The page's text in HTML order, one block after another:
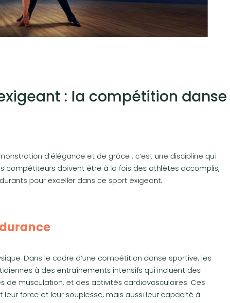
: la compétition danse
d’élégance et de grâce : c’est une discipline qui
compétiteurs doivent être à la fois des athlètes accomplis,
pour exceller dans ce sport exigeant.
Dans le cadre d’une compétition danse sportive, les
à des entraînements intensifs qui incluent des
de musculation, et des activités cardiovasculaires. Ces
force et leur souplesse, mais aussi leur capacité à